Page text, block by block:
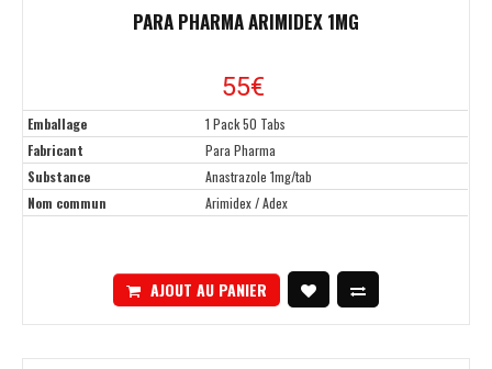
PARA PHARMA ARIMIDEX 1MG
55€
Emballage
1 Pack 50 Tabs
Fabricant
Para Pharma
Substance
Anastrazole 1mg/tab
Nom commun
Arimidex / Adex
AJOUT AU PANIER